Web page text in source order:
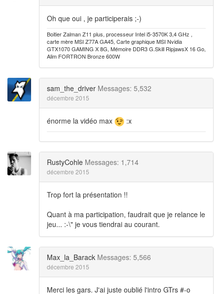
Oh que oui , je participerais ;-)
Boitier Zalman Z11 plus, processeur Intel i5-3570K 3,4 GHz ,
carte mère MSI Z77A GA45, Carte graphique MSI Nvidia
GTX1070 GAMING X 8G, Mémoire DDR3 G.Skill RipjawsX 16 Go,
Alim FORTRON Bronze 600W
sam_the_driver Messages: 5,532
décembre 2015
énorme la vidéo max :x
RustyCohle Messages: 1,714
décembre 2015
Trop fort la présentation !!
Quant à ma participation, faudrait que je relance le
jeu... :-\" je vous tiendrai au courant.
Max_la_Barack Messages: 5,566
décembre 2015
Merci les gars. J'ai juste oublié l'intro GTrs #-o